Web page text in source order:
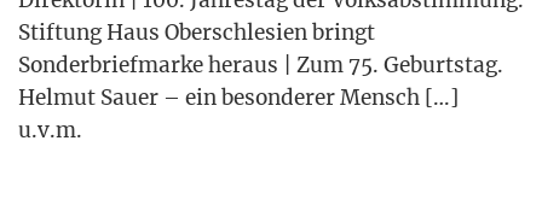
Stif­tung Haus Ober­schle­si­en bringt
Son­der­brief­mar­ke her­aus | Zum 75. Geburts­tag.
Hel­mut Sau­er – ein beson­de­rer Mensch […]
u.v.m.